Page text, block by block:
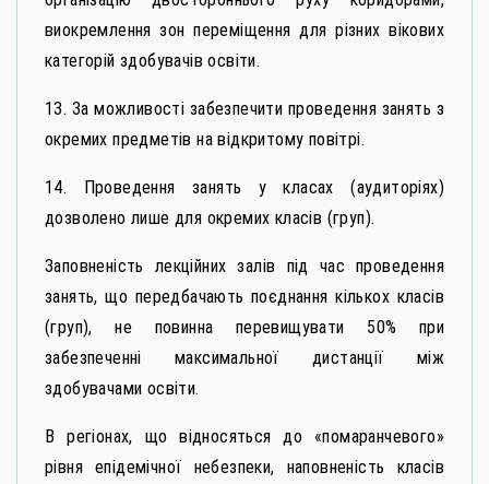
виокремлення зон переміщення для різних вікових
категорій здобувачів освіти.
13. За можливості забезпечити проведення занять з
окремих предметів на відкритому повітрі.
14. Проведення занять у класах (аудиторіях)
дозволено лише для окремих класів (груп).
Заповненість лекційних залів під час проведення
занять, що передбачають поєднання кількох класів
(груп), не повинна перевищувати 50% при
забезпеченні максимальної дистанції між
здобувачами освіти.
В регіонах, що відносяться до «помаранчевого»
рівня епідемічної небезпеки, наповненість класів